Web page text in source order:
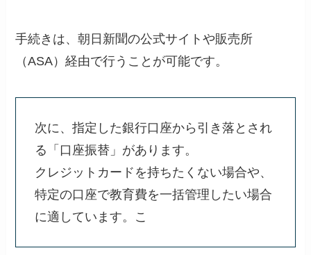
手続きは、朝日新聞の公式サイトや販売所
（ASA）経由で行うことが可能です。
次に、指定した銀行口座から引き落とされ
る「口座振替」があります。
クレジットカードを持ちたくない場合や、
特定の口座で教育費を一括管理したい場合
に適しています。こ